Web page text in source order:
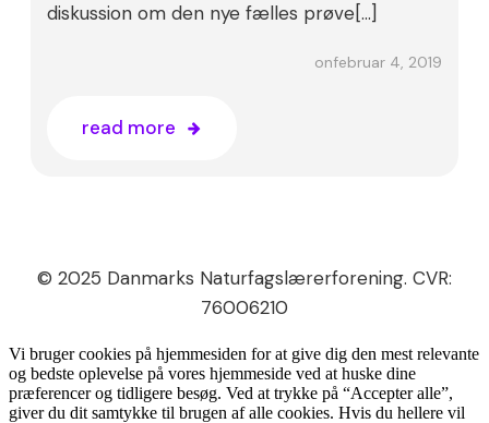
diskussion om den nye fælles prøve[…]
onfebruar 4, 2019
read more
© 2025 Danmarks Naturfagslærerforening. CVR:
76006210
Vi bruger cookies på hjemmesiden for at give dig den mest relevante
og bedste oplevelse på vores hjemmeside ved at huske dine
præferencer og tidligere besøg. Ved at trykke på “Accepter alle”,
giver du dit samtykke til brugen af alle cookies. Hvis du hellere vil